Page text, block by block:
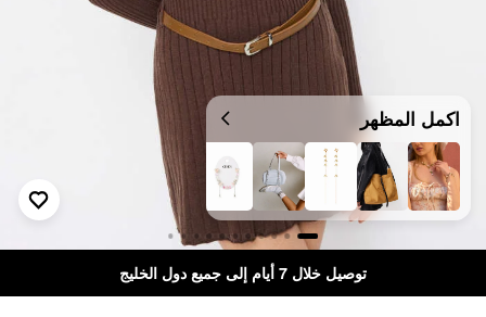
اكمل المظهر
توصيل خلال 7 أيام إلى جميع دول الخليج